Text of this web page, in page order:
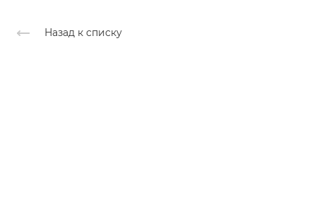
Назад к списку